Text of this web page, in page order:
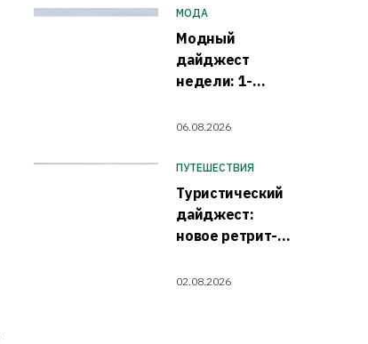
МОДА
Модный
дайджест
недели: 1-
06.08.2026
ПУТЕШЕСТВИЯ
Туристический
дайджест:
новое ретрит-
отдых для
02.08.2026